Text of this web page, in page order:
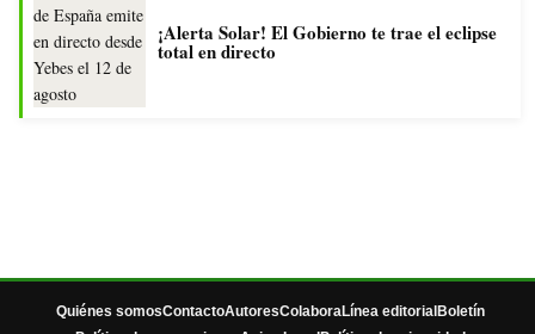
¡Alerta Solar! El Gobierno te trae el eclipse
total en directo
Quiénes somosContactoAutoresColaboraLínea editorial Boletín